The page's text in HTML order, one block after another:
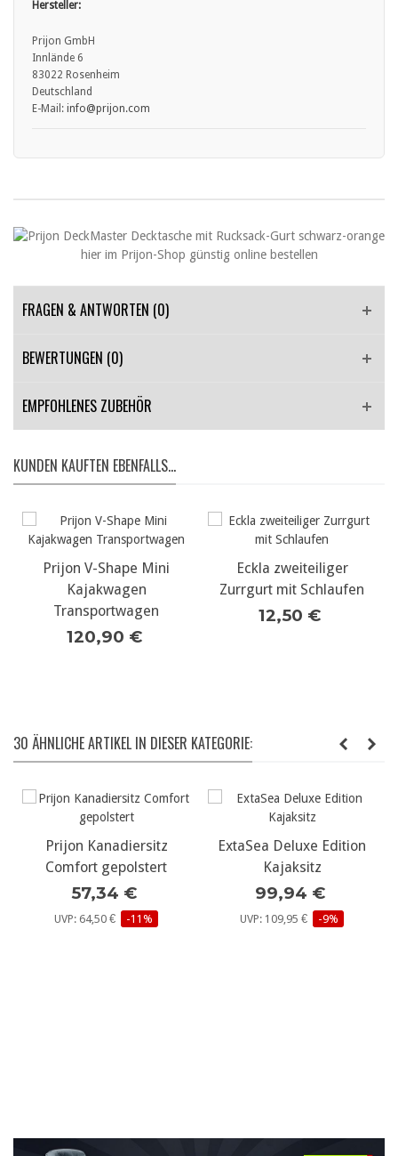
Hersteller:
Prijon GmbH
Innlände 6
83022 Rosenheim
Deutschland
E-Mail: info@prijon.com
FRAGEN & ANTWORTEN (0)
BEWERTUNGEN (0)
EMPFOHLENES ZUBEHÖR
KUNDEN KAUFTEN EBENFALLS...
Prijon V-Shape Mini
Kajakwagen
Transportwagen
120,90 €
Eckla zweiteiliger
Zurrgurt mit Schlaufen
12,50 €
30 ÄHNLICHE ARTIKEL IN DIESER KATEGORIE:
ExtaSea Deluxe Edition
Kajaksitz
99,94 €
UVP: 109,95 €
Prijon
Decktasche
Rucksack-Gurt
grau